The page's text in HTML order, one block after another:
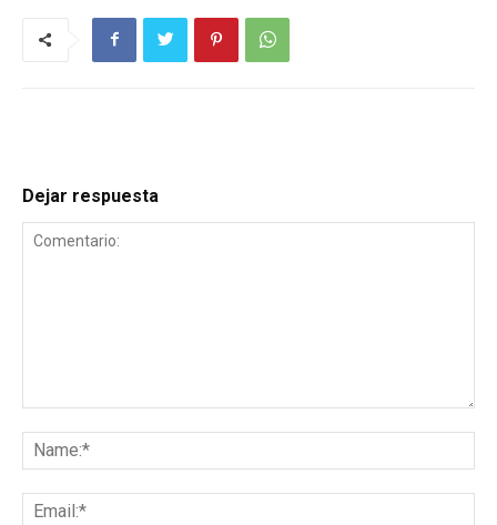
Dejar respuesta